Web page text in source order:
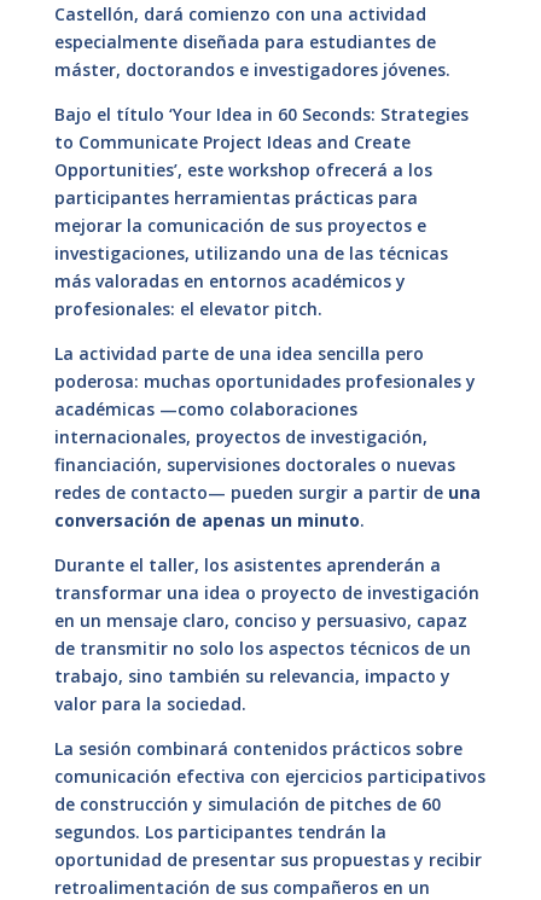
Castellón, dará comienzo con una actividad
especialmente diseñada para estudiantes de
máster, doctorandos e investigadores jóvenes.
Bajo el título ‘Your Idea in 60 Seconds: Strategies
to Communicate Project Ideas and Create
Opportunities’, este workshop ofrecerá a los
participantes herramientas prácticas para
mejorar la comunicación de sus proyectos e
investigaciones, utilizando una de las técnicas
más valoradas en entornos académicos y
profesionales: el elevator pitch.
La actividad parte de una idea sencilla pero
poderosa: muchas oportunidades profesionales y
académicas —como colaboraciones
internacionales, proyectos de investigación,
financiación, supervisiones doctorales o nuevas
redes de contacto— pueden surgir a partir de una
conversación de apenas un minuto.
Durante el taller, los asistentes aprenderán a
transformar una idea o proyecto de investigación
en un mensaje claro, conciso y persuasivo, capaz
de transmitir no solo los aspectos técnicos de un
trabajo, sino también su relevancia, impacto y
valor para la sociedad.
La sesión combinará contenidos prácticos sobre
comunicación efectiva con ejercicios participativos
de construcción y simulación de pitches de 60
segundos. Los participantes tendrán la
oportunidad de presentar sus propuestas y recibir
retroalimentación de sus compañeros en un